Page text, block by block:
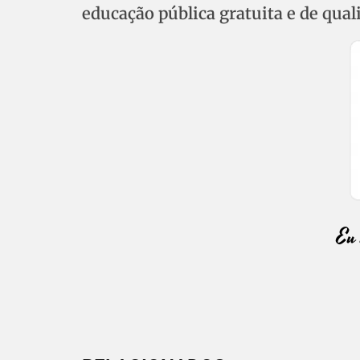
educação pública gratuita e de